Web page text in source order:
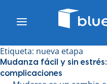
Etiqueta: nueva etapa
Mudanza fácil y sin
complicaciones